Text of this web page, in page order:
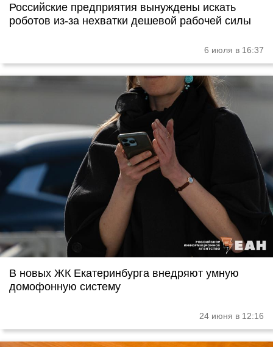
Российские предприятия вынуждены искать
роботов из-за нехватки дешевой рабочей силы
6 июля в 16:37
В новых ЖК Екатеринбурга внедряют умную
домофонную систему
24 июня в 12:16